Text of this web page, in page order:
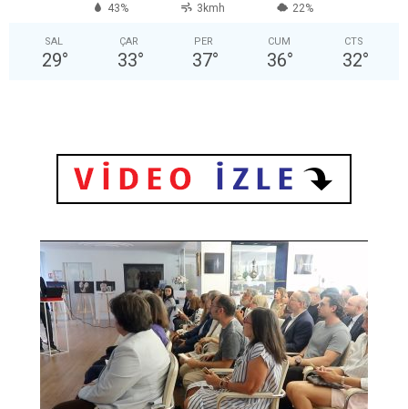
43% 3kmh 22%
SAL
29°
ÇAR
33°
PER
37°
CUM
36°
CTS
32°